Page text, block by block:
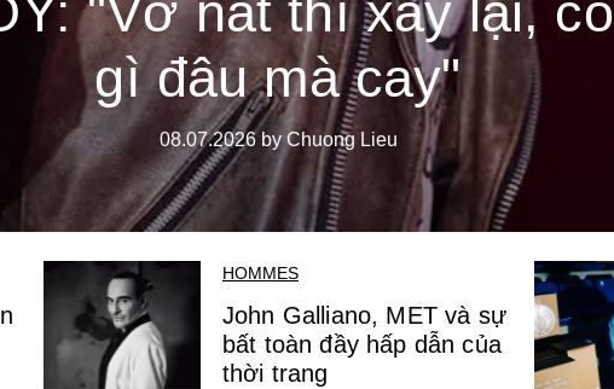
"Vỡ nát thì xây lại, có
gì đâu mà cay"
08.07.2026 by Chuong Lieu
HOMMES
John Galliano, MET và sự
bất toàn đầy hấp dẫn của
thời trang